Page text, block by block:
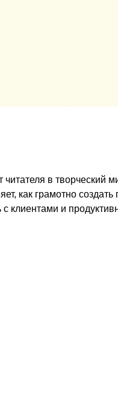
читателя в творческий
как грамотно
клиентами и